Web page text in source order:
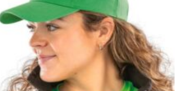
choisies
sur
la
page
du
produit